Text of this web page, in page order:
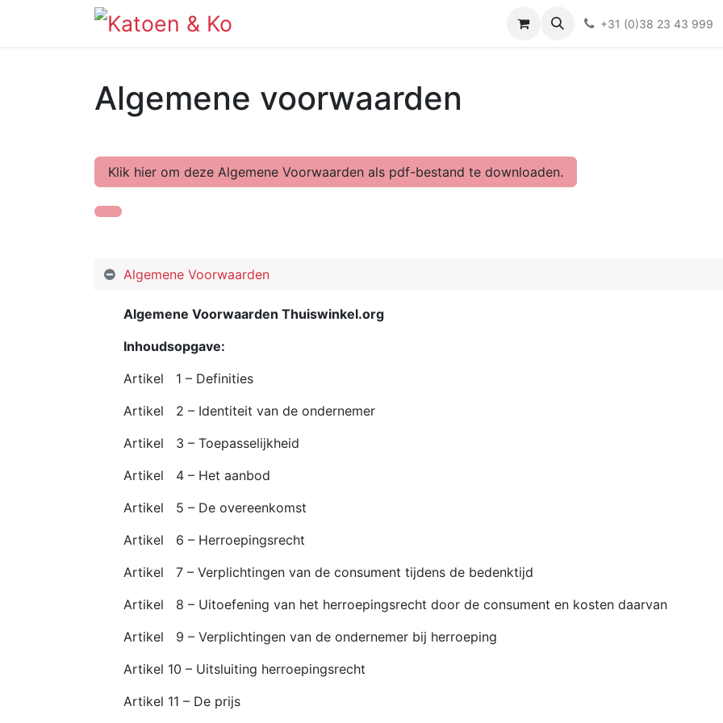
Kieswijzer nacht- en kraamverband
+31 (0)38 23 43 999
Algemene voorwaarden
Klik hier om deze Algemene Voorwaarden als pdf-bestand te downloaden.
Algemene Voorwaarden
Algemene Voorwaarden Thuiswinkel.org
Inhoudsopgave:
Artikel 1 – Definities
Artikel 2 – Identiteit van de ondernemer
Artikel 3 – Toepasselijkheid
Artikel 4 – Het aanbod
Artikel 5 – De overeenkomst
Artikel 6 – Herroepingsrecht
Artikel 7 – Verplichtingen van de consument tijdens de bedenktijd
Artikel 8 – Uitoefening van het herroepingsrecht door de consument en kosten daarvan
Artikel 9 – Verplichtingen van de ondernemer bij herroeping
Artikel 10 – Uitsluiting herroepingsrecht
Artikel 11 – De prijs